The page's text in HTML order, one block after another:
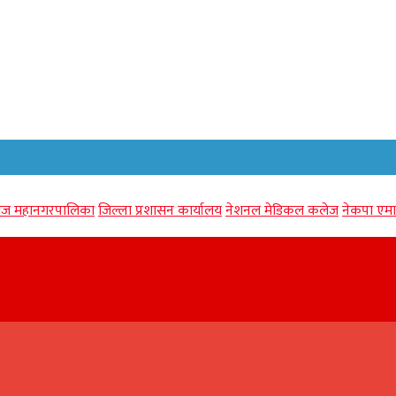
महानगरपालिकाजिल्ला प्रशासन कार्यालयनेशनल मेडिकल कलेजनेकपा